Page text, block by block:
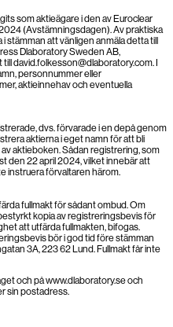
som aktieägare i den av Euroclear
(Avstämningsdagen). Av praktiska
stämman att vänligen anmäla detta till
Dlaboratory Sweden AB,
david.folkesson@dlaboratory.com. I
personnummer eller
aktieinnehav och eventuella
dvs. förvarade i en depå genom
aktierna i eget namn för att bli
aktieboken. Sådan registrering, som
den 22 april 2024, vilket innebär att
instruera förvaltaren härom.
fullmakt för sådant ombud. Om
kopia av registreringsbevis för
att utfärda fullmakten, bifogas.
bör i god tid före stämman
3A, 223 62 Lund. Fullmakt får inte
och på www.dlaboratory.se och
sin postadress.